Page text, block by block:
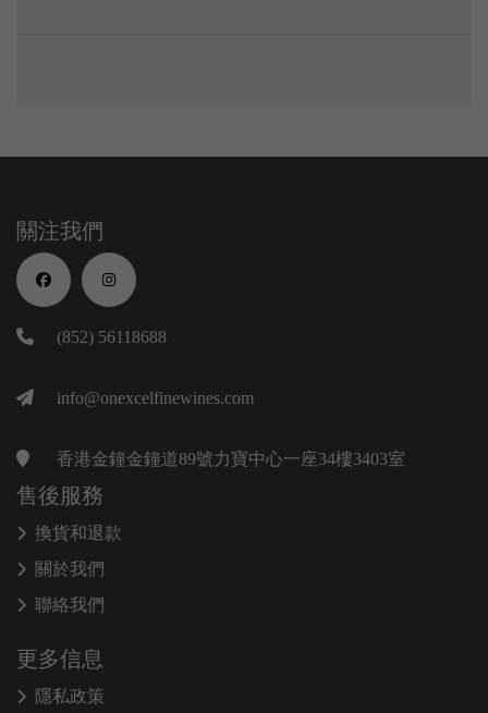
關注我們
(852) 56118688
info@onexcelfinewines.com
香港金鐘金鐘道89號力寶中心一座34樓3403室
售後服務
換貨和退款
關於我們
聯絡我們
更多信息
隱私政策